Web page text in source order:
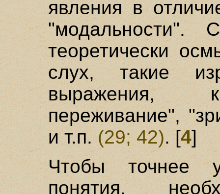
явления в
"модальности".
теоретически
слух, такие
выражения,
переживание",
и т.п. (29; 42). [4]
Чтобы точнее
понятия,